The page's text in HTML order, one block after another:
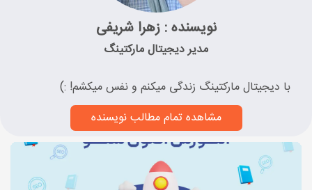
نویسنده : زهرا شریفی
مدیر دیجیتال مارکتینگ
با دیجیتال مارکتینگ زندگی میکنم و نفس میکشم! :)
مشاهده تمام مطالب نویسنده